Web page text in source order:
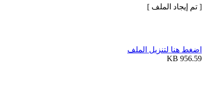
[ تم إيجاد الملف ]
اضغط هنا لتنزيل الملف
956.59 KB